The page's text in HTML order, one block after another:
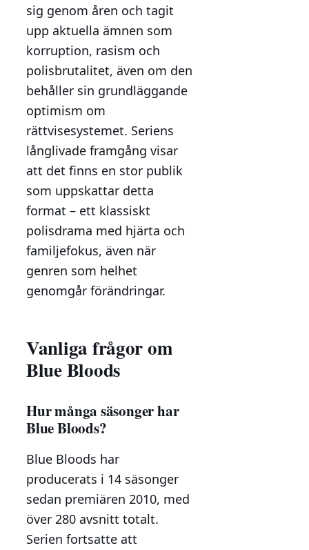
sig genom åren och tagit
upp aktuella ämnen som
korruption, rasism och
polisbrutalitet, även om den
behåller sin grundläggande
optimism om
rättvisesystemet. Seriens
långlivade framgång visar
att det finns en stor publik
som uppskattar detta
format – ett klassiskt
polisdrama med hjärta och
familjefokus, även när
genren som helhet
genomgår förändringar.
Vanliga frågor om
Blue Bloods
Hur många säsonger har
Blue Bloods?
Blue Bloods har
producerats i 14 säsonger
sedan premiären 2010, med
över 280 avsnitt totalt.
Serien fortsatte att